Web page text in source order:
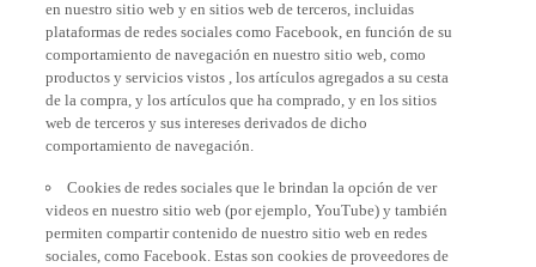
en nuestro sitio web y en sitios web de terceros, incluidas
plataformas de redes sociales como Facebook, en función de su
comportamiento de navegación en nuestro sitio web, como
productos y servicios vistos , los artículos agregados a su cesta
de la compra, y los artículos que ha comprado, y en los sitios
web de terceros y sus intereses derivados de dicho
comportamiento de navegación.
Cookies de redes sociales que le brindan la opción de ver
videos en nuestro sitio web (por ejemplo, YouTube) y también
permiten compartir contenido de nuestro sitio web en redes
sociales, como Facebook. Estas son cookies de proveedores de